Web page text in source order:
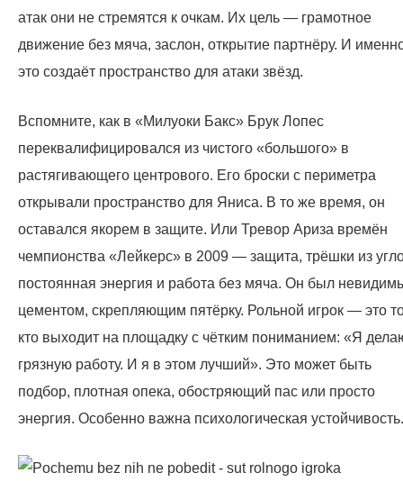
атак они не стремятся к очкам. Их цель — грамотное
движение без мяча, заслон, открытие партнёру. И
это создаёт пространство для атаки звёзд.
Вспомните, как в «Милуоки Бакс» Брук Лопес
переквалифицировался из чистого «большого» в
растягивающего центрового. Его броски с периметра
открывали пространство для Яниса. В то же время, он
оставался якорем в защите. Или Тревор Ариза времён
чемпионства «Лейкерс» в 2009 — защита, трёшки из
постоянная энергия и работа без мяча. Он был
цементом, скрепляющим пятёрку. Рольной игрок — это
кто выходит на площадку с чётким пониманием: «Я
грязную работу. И я в этом лучший». Это может быть
подбор, плотная опека, обостряющий пас или просто
энергия. Особенно важна психологическая устойчивость.